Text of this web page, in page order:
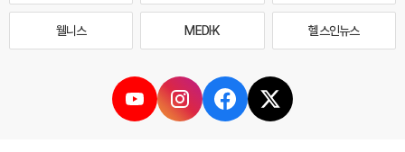
웰니스 MEDI·K 헬스인뉴스